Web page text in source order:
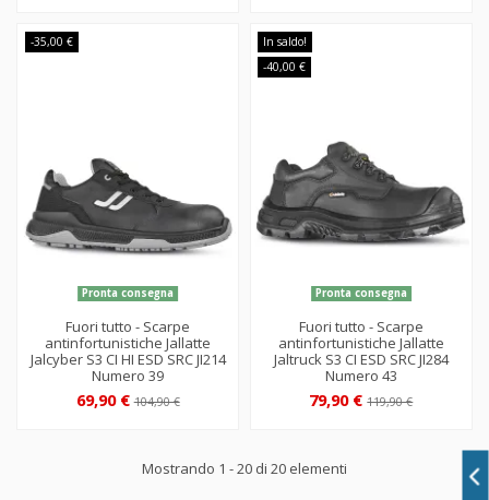
-35,00 €
Pronta consegna
Fuori tutto - Scarpe
antinfortunistiche Jallatte
Jalcyber S3 CI HI ESD SRC JI214
Numero 39
69,90 €104,90 €
In saldo!
-40,00 €
Pronta consegna
Fuori tutto - Scarpe
antinfortunistiche Jallatte
Jaltruck S3 CI ESD SRC JI284
Numero 43
79,90 €119,90 €
Mostrando 1 - 20 di 20 elementi